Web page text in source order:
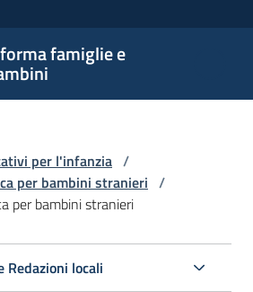
famiglie e
per l'infanzia /
per bambini stranieri /
per bambini stranieri
Redazioni locali